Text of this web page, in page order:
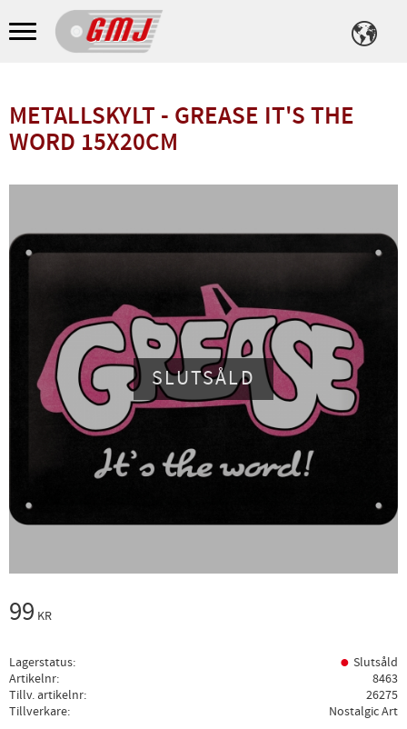
Meny
METALLSKYLT - GREASE IT'S THE
WORD 15X20CM
SLUTSÅLD
99 KR
Lagerstatus
Slutsåld
Artikelnr
8463
Tillv. artikelnr
26275
Tillverkare
Nostalgic Art